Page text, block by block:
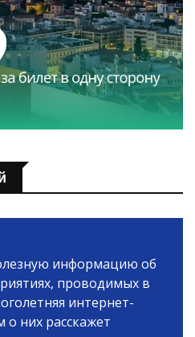
информацию об
проводимых в
интернет-
о них расскажет